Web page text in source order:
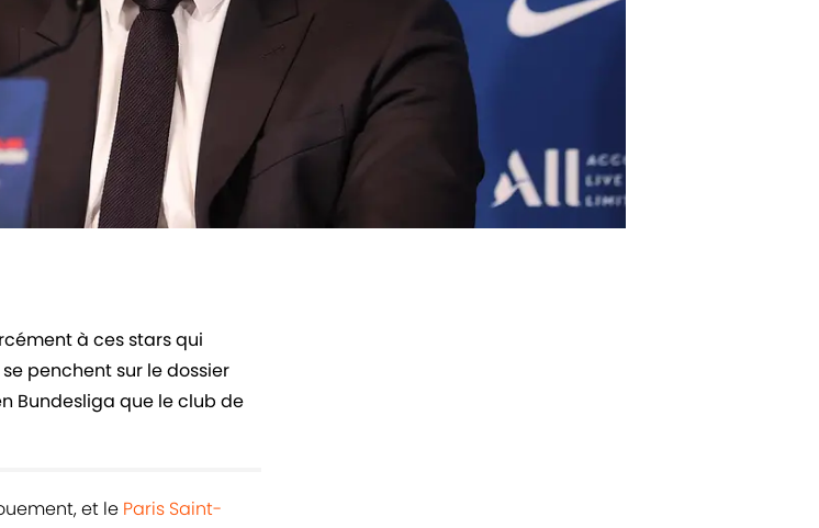
à ces stars qui
penchent sur le dossier
Bundesliga que le club de
et le Paris Saint-